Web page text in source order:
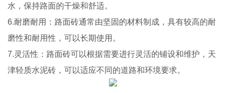
水，保持路面的干燥和舒适。
6.耐磨耐用：路面砖通常由坚固的材料制成，具有较高的耐
磨性和耐用性，可以长期使用。
7.灵活性：路面砖可以根据需要进行灵活的铺设和维护，天
津轻质水泥砖，可以适应不同的道路和环境要求。